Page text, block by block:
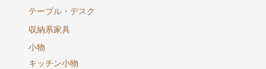
テーブル・デスク
収納系家具
小物
キッチン小物